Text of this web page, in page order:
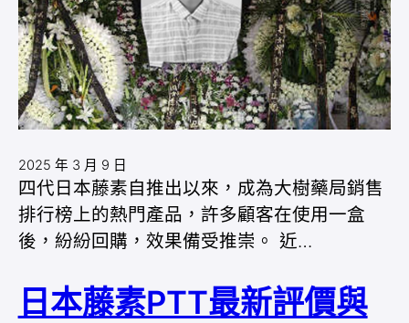
2025 年 3 月 9 日
四代日本藤素自推出以來，成為大樹藥局銷售
排行榜上的熱門產品，許多顧客在使用一盒
後，紛紛回購，效果備受推崇。 近…
日本藤素PTT最新評價與